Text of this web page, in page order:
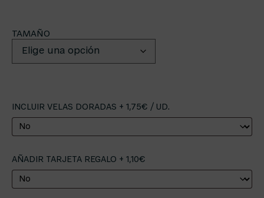
TAMAÑO
INCLUIR VELAS DORADAS + 1,75€ / UD.
AÑADIR TARJETA REGALO + 1,10€